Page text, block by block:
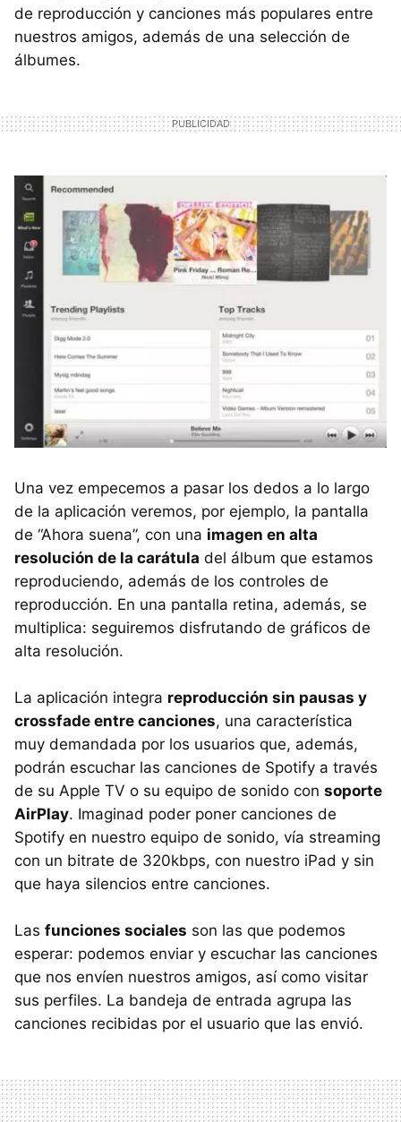
de reproducción y canciones más populares entre
nuestros amigos, además de una selección de
álbumes.
Una vez empecemos a pasar los dedos a lo largo
de la aplicación veremos, por ejemplo, la pantalla
de “Ahora suena”, con una imagen en alta
resolución de la carátula del álbum que estamos
reproduciendo, además de los controles de
reproducción. En una pantalla retina, además, se
multiplica: seguiremos disfrutando de gráficos de
alta resolución.
La aplicación integra reproducción sin pausas y
crossfade entre canciones, una característica
muy demandada por los usuarios que, además,
podrán escuchar las canciones de Spotify a través
de su Apple TV o su equipo de sonido con soporte
AirPlay. Imaginad poder poner canciones de
Spotify en nuestro equipo de sonido, vía streaming
con un bitrate de 320kbps, con nuestro iPad y sin
que haya silencios entre canciones.
Las funciones sociales son las que podemos
esperar: podemos enviar y escuchar las canciones
que nos envíen nuestros amigos, así como visitar
sus perfiles. La bandeja de entrada agrupa las
canciones recibidas por el usuario que las envió.